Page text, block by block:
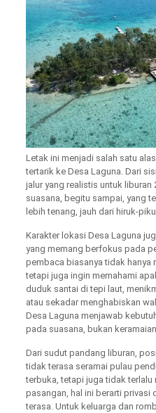
Letak ini menjadi salah satu
tertarik ke Desa Laguna. Dari
jalur yang realistis untuk liburan
suasana, begitu sampai, yang
lebih tenang, jauh dari hiruk-
Karakter lokasi Desa Laguna
yang memang berfokus pada
pembaca biasanya tidak hanya
tetapi juga ingin memahami
duduk santai di tepi laut,
atau sekadar menghabiskan
Desa Laguna menjawab
pada suasana, bukan
Dari sudut pandang liburan,
tidak terasa seramai pulau
terbuka, tetapi juga tidak
pasangan, hal ini berarti privasi
terasa. Untuk keluarga dan